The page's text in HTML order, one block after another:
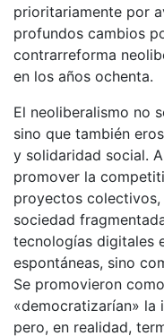
prioritariamente por
profundos cambios
contrarreforma
en los años ochenta.
El neoliberalismo no
sino que también
y solidaridad social.
promover la
proyectos colectivos,
sociedad
tecnologías digitales
espontáneas, sino
Se promovieron
«democratizarían» la
pero, en realidad,